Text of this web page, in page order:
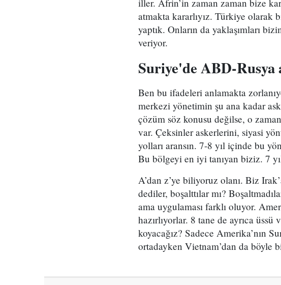
iller. Afrin’in zaman zaman bize
atmakta kararlıyız. Türkiye olarak
yaptık. Onların da yaklaşımları
veriyor.
Suriye'de ABD-Rusya
Ben bu ifadeleri anlamakta
merkezi yönetimin şu ana kadar
çözüm söz konusu değilse, o
var. Çeksinler askerlerini, siyasi
yolları aransın. 7-8 yıl içinde bu
Bu bölgeyi en iyi tanıyan biziz. 7
A’dan z’ye biliyoruz olanı. Biz
dediler, boşalttılar mı?
ama uygulaması farklı oluyor.
hazırlıyorlar. 8 tane de ayrıca
koyacağız? Sadece Amerika’nın
ortadayken Vietnam’dan da böyle